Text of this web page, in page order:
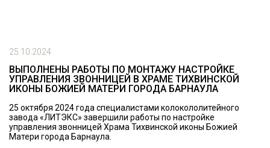
25.10.2024
ВЫПОЛНЕНЫ РАБОТЫ ПО МОНТАЖУ НАСТРОЙКЕ
УПРАВЛЕНИЯ ЗВОННИЦЕЙ В ХРАМЕ ТИХВИНСКОЙ
ИКОНЫ БОЖИЕЙ МАТЕРИ ГОРОДА БАРНАУЛА
25 октября 2024 года специалистами колокололитейного
завода «ЛИТЭКС» завершили работы по настройке
управления звонницей Храма Тихвинской иконы Божией
Матери города Барнаула.